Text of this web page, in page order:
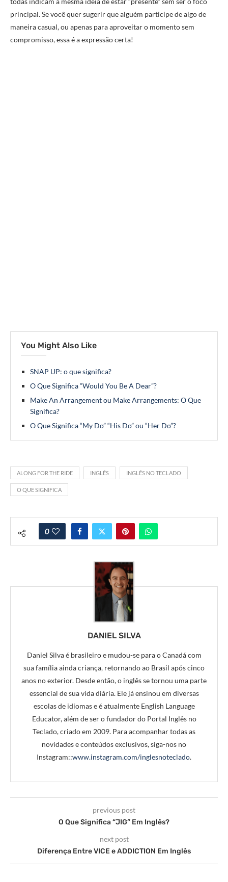
principal. Se você quer sugerir que alguém participe de algo de
maneira casual, ou apenas para aproveitar o momento sem
compromisso, essa é a expressão certa!
You Might Also Like
SNAP UP: o que significa?
O Que Significa “Would You Be A Dear”?
Make An Arrangement ou Make Arrangements: O Que
Significa?
O Que Significa “My Do” “His Do” ou “Her Do”?
ALONG FOR THE RIDE INGLÊS INGLÊS NO TECLADO
O QUE SIGNIFICA
0
DANIEL SILVA
Daniel Silva é brasileiro e mudou-se para o Canadá com
sua família ainda criança, retornando ao Brasil após cinco
anos no exterior. Desde então, o inglês se tornou uma parte
essencial de sua vida diária. Ele já ensinou em diversas
escolas de idiomas e é atualmente English Language
Educator, além de ser o fundador do Portal Inglês no
Teclado, criado em 2009. Para acompanhar todas as
novidades e conteúdos exclusivos, siga-nos no
Instagram::www.instagram.com/inglesnoteclado.
previous post
O Que Significa “JIG” Em Inglês?
next post
Diferença Entre VICE e ADDICTION Em Inglês